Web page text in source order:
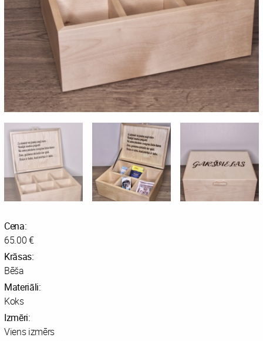
Cena:
65.00 €
Krāsas:
Bēša
Materiāli:
Koks
Izmēri:
Viens izmērs